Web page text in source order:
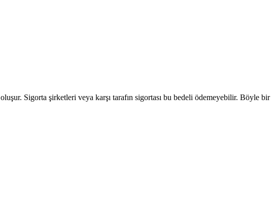
oluşur. Sigorta şirketleri veya karşı tarafın sigortası bu bedeli ödemeyebilir. Böyle bir